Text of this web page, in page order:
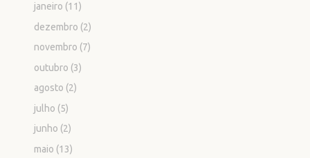
janeiro (11)
dezembro (2)
novembro (7)
outubro (3)
agosto (2)
julho (5)
junho (2)
maio (13)